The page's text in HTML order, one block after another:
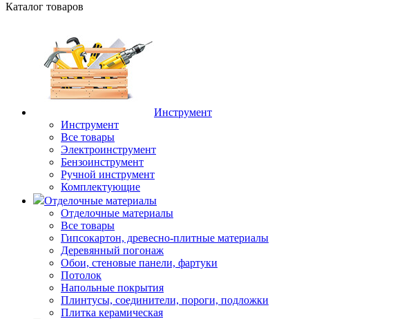
Каталог товаров
Инструмент
Инструмент
Все товары
Электроинструмент
Бензоинструмент
Ручной инструмент
Комплектующие
Отделочные материалы
Отделочные материалы
Все товары
Гипсокартон, древесно-плитные материалы
Деревянный погонаж
Обои, стеновые панели, фартуки
Потолок
Напольные покрытия
Плинтусы, соединители, пороги, подложки
Плитка керамическая